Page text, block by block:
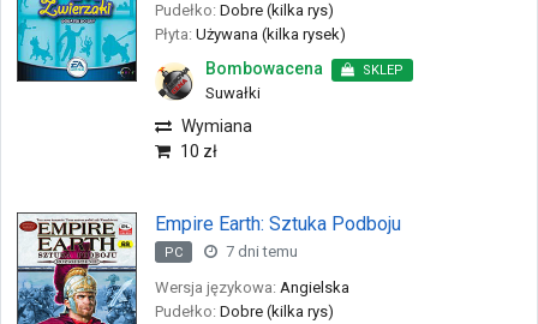
Pudełko: Dobre (kilka rys)
Płyta: Używana (kilka rysek)
Bombowacena SKLEP
Suwałki
Wymiana
10 zł
Empire Earth: Sztuka Podboju
PC
7 dni temu
Wersja językowa: Angielska
Pudełko: Dobre (kilka rys)